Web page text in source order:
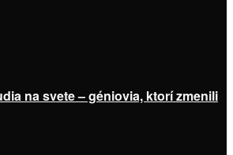
na svete – géniovia, ktorí zmenili